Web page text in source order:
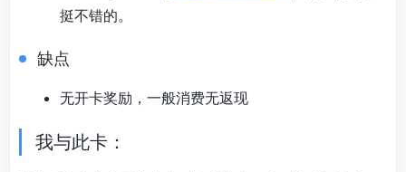
挺不错的。
缺点
无开卡奖励，一般消费无返现
我与此卡：